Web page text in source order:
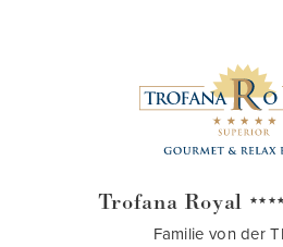
Trofana Royal
Familie von der